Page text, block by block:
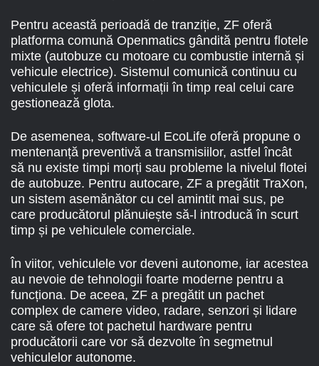
Pentru această perioadă de tranziție, ZF oferă
platforma comună Openmatics gândită pentru flotele
mixte (autobuze cu motoare cu combustie internă și
vehicule electrice). Sistemul comunică continuu cu
vehiculele și oferă informații în timp real celui care
gestionează glota.
De asemenea, software-ul EcoLife oferă propune o
mentenanță preventivă a transmisiilor, astfel încât
să nu existe timpi morți sau probleme la nivelul flotei
de autobuze. Pentru autocare, ZF a pregătit TraXon,
un sistem asemănător cu cel amintit mai sus, pe
care producătorul plănuiește să-l introducă în scurt
timp și pe vehiculele comerciale.
În viitor, vehiculele vor deveni autonome, iar acestea
au nevoie de tehnologii foarte moderne pentru a
funcționa. De aceea, ZF a pregătit un pachet
complex de camere video, radare, senzori și lidare
care să ofere tot pachetul hardware pentru
producătorii care vor să dezvolte în segmetnul
vehiculelor autonome.